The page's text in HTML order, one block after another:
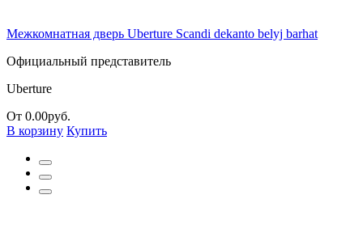
Межкомнатная дверь Uberture Scandi dekanto belyj barhat
Официальный представитель
Uberture
От 0.00руб.
В корзину Купить